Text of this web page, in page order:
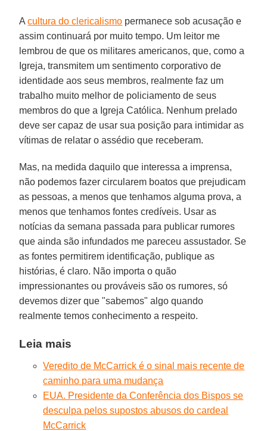
Acultura do clericalismo permanece sob acusação e
assim continuará por muito tempo. Um leitor me
lembrou de que os militares americanos, que, como a
Igreja, transmitem um sentimento corporativo de
identidade aos seus membros, realmente faz um
trabalho muito melhor de policiamento de seus
membros do que a Igreja Católica. Nenhum prelado
deve ser capaz de usar sua posição para intimidar as
vítimas de relatar o assédio que receberam.
Mas, na medida daquilo que interessa a imprensa,
não podemos fazer circularem boatos que prejudicam
as pessoas, a menos que tenhamos alguma prova, a
menos que tenhamos fontes credíveis. Usar as
notícias da semana passada para publicar rumores
que ainda são infundados me pareceu assustador. Se
as fontes permitirem identificação, publique as
histórias, é claro. Não importa o quão
impressionantes ou prováveis são os rumores, só
devemos dizer que "sabemos" algo quando
realmente temos conhecimento a respeito.
Leia mais
Veredito de McCarrick é o sinal mais recente de
caminho para uma mudança
EUA. Presidente da Conferência dos Bispos se
desculpa pelos supostos abusos do cardeal
McCarrick